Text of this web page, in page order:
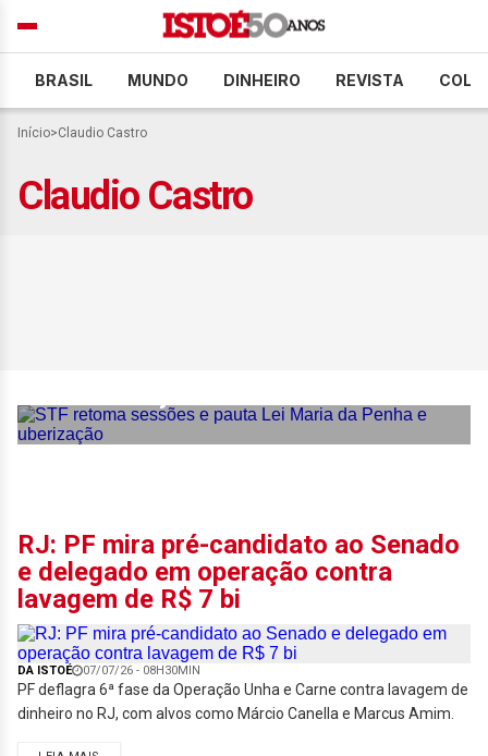
BRASIL MUNDO DINHEIRO REVISTA
Início>Claudio Castro
Claudio Castro
RJ: PF mira pré-candidato ao Senado
e delegado em operação contra
lavagem de R$ 7 bi
DA ISTOÉ 07/07/26 - 08H30MIN
PF deflagra 6ª fase da Operação Unha e Carne contra lavagem de
dinheiro no RJ, com alvos como Márcio Canella e Marcus Amim.